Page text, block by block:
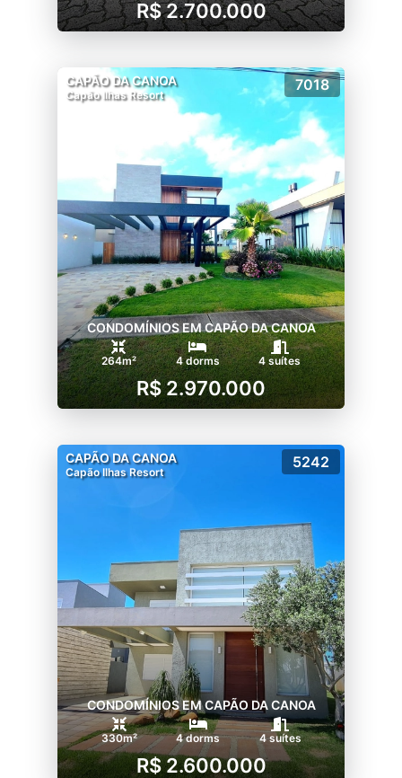
R$ 2.700.000
CAPÃO DA CANOA
Capão Ilhas Resort
7018
CONDOMÍNIOS EM CAPÃO DA CANOA
264m² 4 dorms 4 suítes
R$ 2.970.000
CAPÃO DA CANOA
Capão Ilhas Resort
5242
CONDOMÍNIOS EM CAPÃO DA CANOA
330m² 4 dorms 4 suítes
R$ 2.600.000